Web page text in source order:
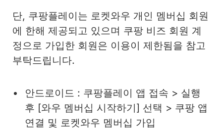
단, 쿠팡플레이는 로켓와우 개인 멤버십 회원
에 한해 제공되고 있으며 쿠팡 비즈 회원 계
정으로 가입한 회원은 이용이 제한됨을 참고
부탁드립니다.
안드로이드 : 쿠팡플레이 앱 접속 > 실행
후 [와우 멤버십 시작하기] 선택 > 쿠팡 앱
연결 및 로켓와우 멤버십 가입